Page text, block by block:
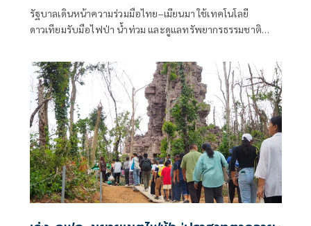
รัฐบาลเดินหน้าความร่วมมือไทย–เมียนมา ใช้เทคโนโลยี
ดาวเทียมรับมือไฟป่า น้ำท่วม และดูแลทรัพยากรธรรมชาติ